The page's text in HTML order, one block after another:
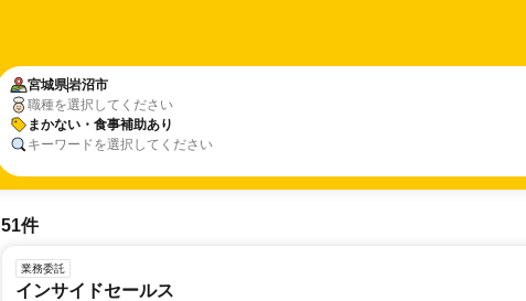
宮城県岩沼市
職種を選択してください
まかない・食事補助あり
キーワードを選択してください
51件
業務委託
インサイドセールス